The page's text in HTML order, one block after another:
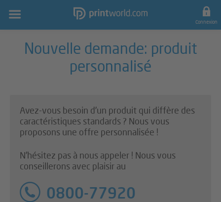
Navigation
principale Connexion
Nouvelle demande: produit
personnalisé
Avez-vous besoin d’un produit qui diffère des
caractéristiques standards ? Nous vous
proposons une offre personnalisée !
N’hésitez pas à nous appeler ! Nous vous
conseillerons avec plaisir au
0800-77920